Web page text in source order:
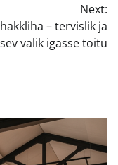
Next:
– tervislik ja
valik igasse toitu